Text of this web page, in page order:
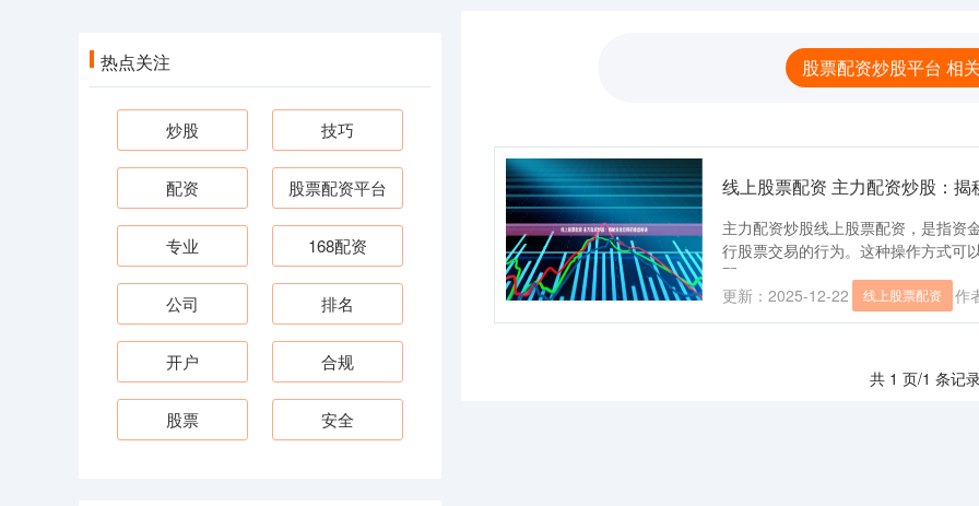
股票配资炒股平台 相
线上股票配资 主力配资炒股：
主力配资炒股线上股票配资，是指资
行股票交易的行为。这种操作方式可
配....
更新：2025-12-22
线上股票配资 作
共 1 页/1 条记
热点关注
炒股 技巧
配资 股票配资平台
专业 168配资
公司 排名
开户 合规
股票 安全